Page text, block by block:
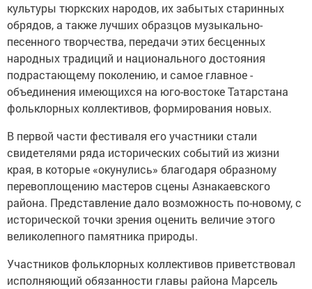
культуры тюркских народов, их забытых старинных
обрядов, а также лучших образцов музыкально-
песенного творчества, передачи этих бесценных
народных традиций и национального достояния
подрастающему поколению, и самое главное -
объединения имеющихся на юго-востоке Татарстана
фольклорных коллективов, формирования новых.
В первой части фестиваля его участники стали
свидетелями ряда исторических событий из жизни
края, в которые «окунулись» благодаря образному
перевоплощению мастеров сцены Азнакаевского
района. Представление дало возможность по-новому, с
исторической точки зрения оценить величие этого
великолепного памятника природы.
Участников фольклорных коллективов приветствовал
исполняющий обязанности главы района Марсель